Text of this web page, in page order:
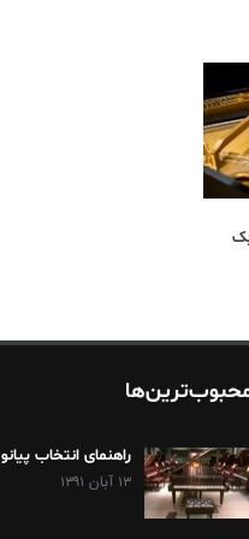
راهنمای انتخاب پیانو
۱۳ آبان ۱۳۹۱